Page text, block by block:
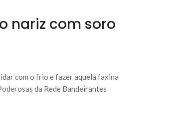
nariz com soro
com o frio e fazer aquela faxina
da Rede Bandeirantes